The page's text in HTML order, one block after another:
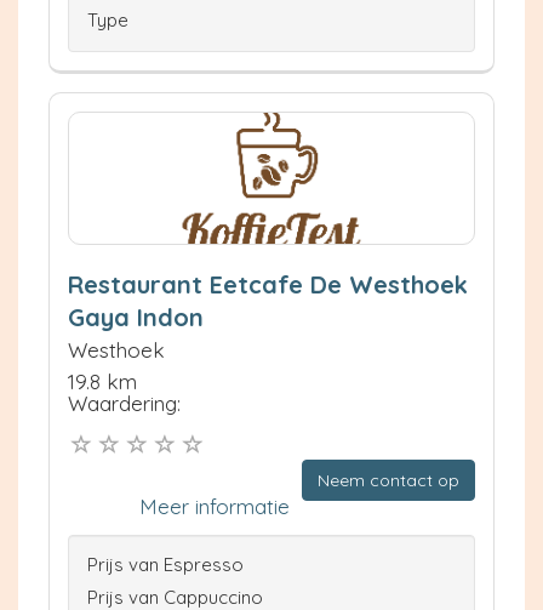
Type
Restaurant Eetcafe De Westhoek
Gaya Indon
Westhoek
19.8 km
Waardering:
Neem contact op
Meer informatie
Prijs van Espresso
Prijs van Cappuccino